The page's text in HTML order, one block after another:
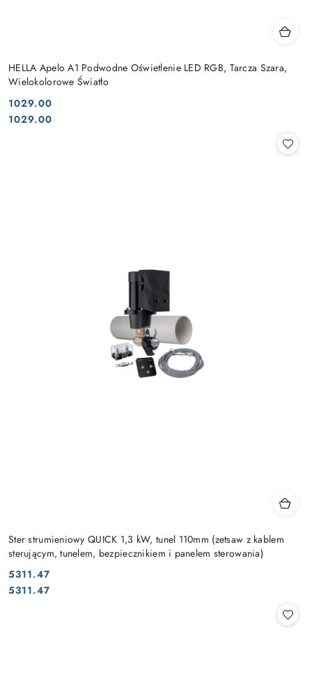
HELLA Apelo A1 Podwodne Oświetlenie LED RGB, Tarcza Szara,
Wielokolorowe Światło
Cena:
1029.00
Cena:
1029.00
Ster strumieniowy QUICK 1,3 kW, tunel 110mm (zetsaw z kablem
sterującym, tunelem, bezpiecznikiem i panelem sterowania)
Cena:
5311.47
Cena:
5311.47